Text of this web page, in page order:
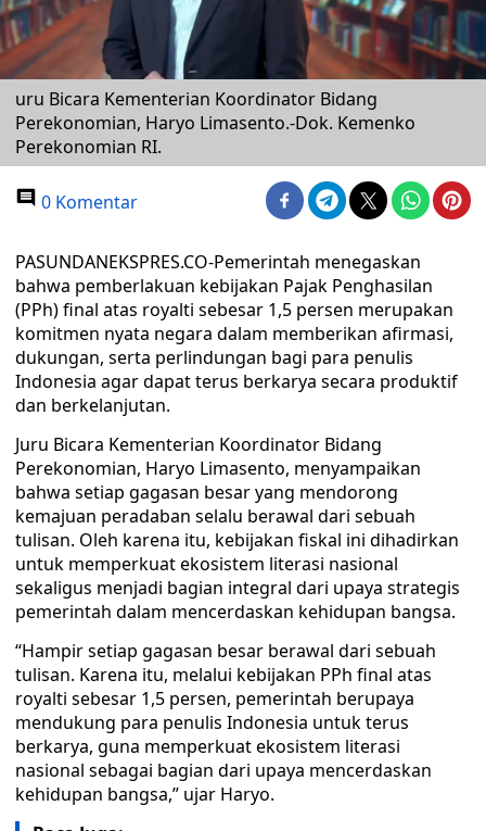
uru Bicara Kementerian Koordinator Bidang
Perekonomian, Haryo Limasento.-Dok. Kemenko
Perekonomian RI.
0 Komentar
PASUNDANEKSPRES.CO-Pemerintah menegaskan
bahwa pemberlakuan kebijakan Pajak Penghasilan
(PPh) final atas royalti sebesar 1,5 persen merupakan
komitmen nyata negara dalam memberikan afirmasi,
dukungan, serta perlindungan bagi para penulis
Indonesia agar dapat terus berkarya secara produktif
dan berkelanjutan.
Juru Bicara Kementerian Koordinator Bidang
Perekonomian, Haryo Limasento, menyampaikan
bahwa setiap gagasan besar yang mendorong
kemajuan peradaban selalu berawal dari sebuah
tulisan. Oleh karena itu, kebijakan fiskal ini dihadirkan
untuk memperkuat ekosistem literasi nasional
sekaligus menjadi bagian integral dari upaya strategis
pemerintah dalam mencerdaskan kehidupan bangsa.
“Hampir setiap gagasan besar berawal dari sebuah
tulisan. Karena itu, melalui kebijakan PPh final atas
royalti sebesar 1,5 persen, pemerintah berupaya
mendukung para penulis Indonesia untuk terus
berkarya, guna memperkuat ekosistem literasi
nasional sebagai bagian dari upaya mencerdaskan
kehidupan bangsa,” ujar Haryo.